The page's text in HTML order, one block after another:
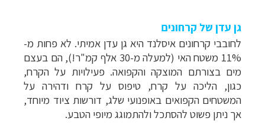
גן עדן של קרחונים
לחובבי קרחונים איסלנד היא גן עדן אמיתי. לא פחות מ-
11% משטח האי (למעלה מ-30 אלף קמ"ר!), הם בעצם
מים בצורתם המוצקה והקפואה. פעילויות על הקרח,
כגון, הליכה על קרח, טיפוס על קרח ודהירה על
המשטחים הקפואים באופנועי שלג, דורשות ציוד מיוחד,
אך ניתן פשוט להסתכל ולהתמוגג מיופי הטבע.